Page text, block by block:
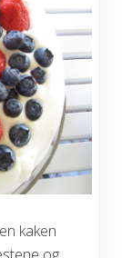
kaken